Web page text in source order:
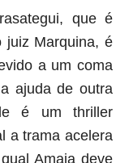
que é
juiz Marquina, é
a um coma
ajuda de outra
é um thriller
a trama acelera
Amaia deve